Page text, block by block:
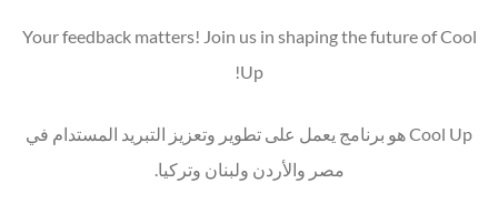
Your feedback matters! Join us in shaping the future of Cool
Up!
Cool Up هو برنامج يعمل على تطوير وتعزيز التبريد المستدام في
مصر والأردن ولبنان وتركيا.